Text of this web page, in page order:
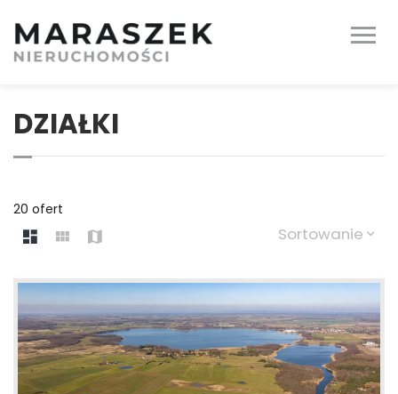
DZIAŁKI
20 ofert
Sortowanie